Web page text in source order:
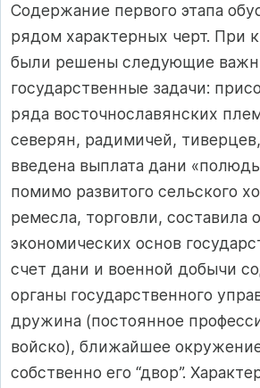
Содержание первого этапа
рядом характерных черт. При
были решены следующие
государственные задачи:
ряда восточнославянских
северян, радимичей,
введена выплата дани
помимо развитого сельского
ремесла, торговли, составила
экономических основ
счет дани и военной добычи
органы государственного
дружина (постоянное
войско), ближайшее
собственно его “двор”.